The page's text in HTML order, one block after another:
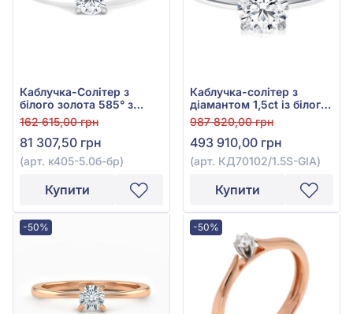
Каблучка-Солітер з
білого золота 585° з
діамантом 0,5ct, арт.
к405-5.0б-бр
162 615,00 грн
81 307,50 грн
(арт. к405-5.0б-бр)
Купити
Каблучка-солітер з
діамантом 1,5ct із білого
золота 585°, арт.
КД70102/1.5S-GIA
987 820,00 грн
493 910,00 грн
(арт. КД70102/1.5S-GIA)
Купити
-50% -50%